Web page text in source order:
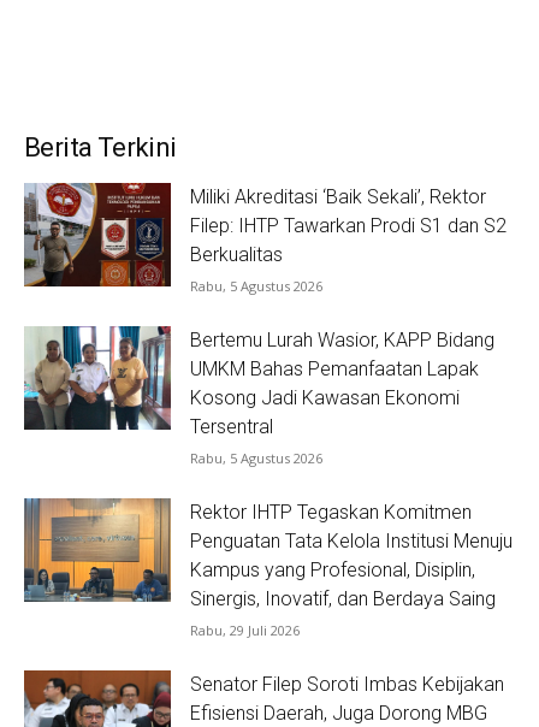
Berita Terkini
Miliki Akreditasi ‘Baik Sekali’, Rektor
Filep: IHTP Tawarkan Prodi S1 dan S2
Berkualitas
Rabu, 5 Agustus 2026
Bertemu Lurah Wasior, KAPP Bidang
UMKM Bahas Pemanfaatan Lapak
Kosong Jadi Kawasan Ekonomi
Tersentral
Rabu, 5 Agustus 2026
Rektor IHTP Tegaskan Komitmen
Penguatan Tata Kelola Institusi Menuju
Kampus yang Profesional, Disiplin,
Sinergis, Inovatif, dan Berdaya Saing
Rabu, 29 Juli 2026
Senator Filep Soroti Imbas Kebijakan
Efisiensi Daerah, Juga Dorong MBG